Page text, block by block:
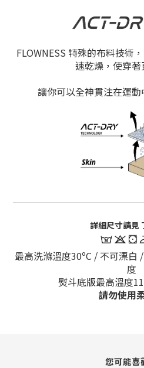
FLOWNESS 特殊的布料技術
速乾燥，使穿著
讓你可以全神貫注在運
詳細尺寸請見
最高洗滌溫度30ºC / 不可漂白
度
熨斗底版最高溫度
請勿使用
您可能喜